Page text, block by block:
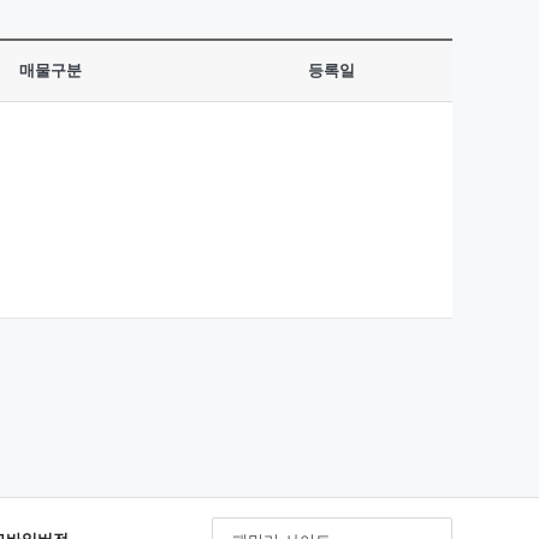
매물구분 등록일